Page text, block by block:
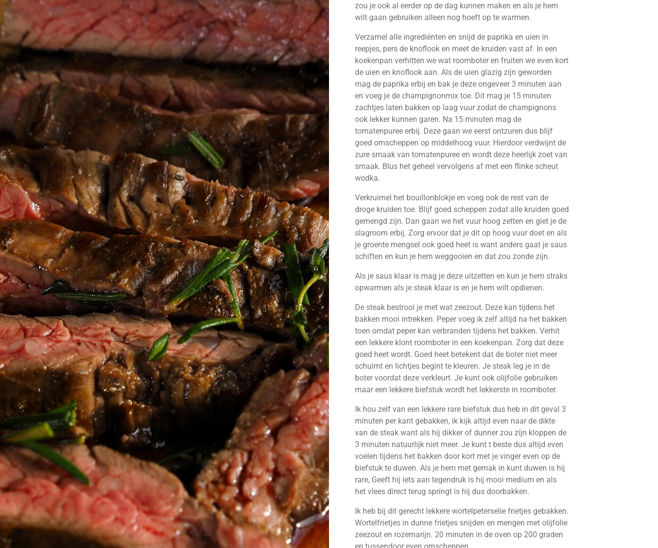
zou je ook al eerder op de dag kunnen maken en als je hem
wilt gaan gebruiken alleen nog hoeft op te warmen.
Verzamel alle ingrediënten en snijd de paprika en uien in
reepjes, pers de knoflook en meet de kruiden vast af. In een
koekenpan verhitten we wat roomboter en fruiten we even kort
de uien en knoflook aan. Als de uien glazig zijn geworden
mag de paprika erbij en bak je deze ongeveer 3 minuten aan
en voeg je de champignonmix toe. Dit mag je 15 minuten
zachtjes laten bakken op laag vuur zodat de champignons
ook lekker kunnen garen. Na 15 minuten mag de
tomatenpuree erbij. Deze gaan we eerst ontzuren dus blijf
goed omscheppen op middelhoog vuur. Hierdoor verdwijnt de
zure smaak van tomatenpuree en wordt deze heerlijk zoet van
smaak. Blus het geheel vervolgens af met een flinke scheut
wodka.
Verkruimel het bouillonblokje en voeg ook de rest van de
droge kruiden toe. Blijf goed scheppen zodat alle kruiden goed
gemengd zijn. Dan gaan we het vuur hoog zetten en giet je de
slagroom erbij. Zorg ervoor dat je dit op hoog vuur doet en als
je groente mengsel ook goed heet is want anders gaat je saus
schiften en kun je hem weggooien en dat zou zonde zijn.
Als je saus klaar is mag je deze uitzetten en kun je hem straks
opwarmen als je steak klaar is en je hem wilt opdienen.
De steak bestrooi je met wat zeezout. Deze kan tijdens het
bakken mooi intrekken. Peper voeg ik zelf altijd na het bakken
toen omdat peper kan verbranden tijdens het bakken. Verhit
een lekkere klont roomboter in een koekenpan. Zorg dat deze
goed heet wordt. Goed heet betekent dat de boter niet meer
schuimt en lichtjes begint te kleuren. Je steak leg je in de
boter voordat deze verkleurt. Je kunt ook olijfolie gebruiken
maar een lekkere biefstuk wordt het lekkerste in roomboter.
Ik hou zelf van een lekkere rare biefstuk dus heb in dit geval 3
minuten per kant gebakken, ik kijk altijd even naar de dikte
van de steak want als hij dikker of dunner zou zijn kloppen de
3 minuten natuurlijk niet meer. Je kunt t beste dus altijd even
voelen tijdens het bakken door kort met je vinger even op de
biefstuk te duwen. Als je hem met gemak in kunt duwen is hij
rare, Geeft hij iets aan tegendruk is hij mooi medium en als
het vlees direct terug springt is hij dus doorbakken.
Ik heb bij dit gerecht lekkere wortelpeterselie frietjes gebakken.
Wortelfrietjes in dunne frietjes snijden en mengen met olijfolie
zeezout en rozemarijn. 20 minuten in de oven op 200 graden
en tussendoor even omscheppen.